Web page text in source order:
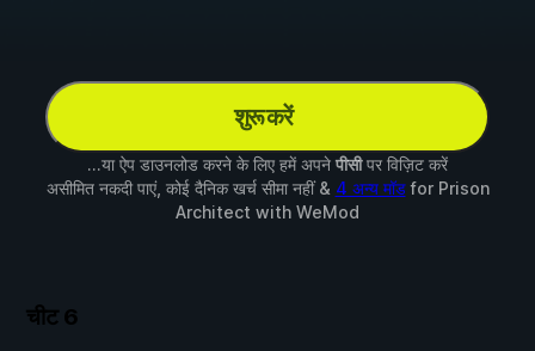
शुरू करें
...या ऐप डाउनलोड करने के लिए हमें अपने पीसीपर विज़िट करें
असीमित नकदी पाएं, कोई दैनिक खर्च सीमा नहीं & 4 अन्य मॉडfor Prison
Architect with WeMod
चीट 6